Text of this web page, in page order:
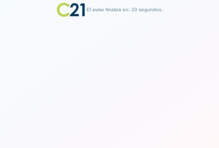
El aviso finaliza en: 19 segundos.